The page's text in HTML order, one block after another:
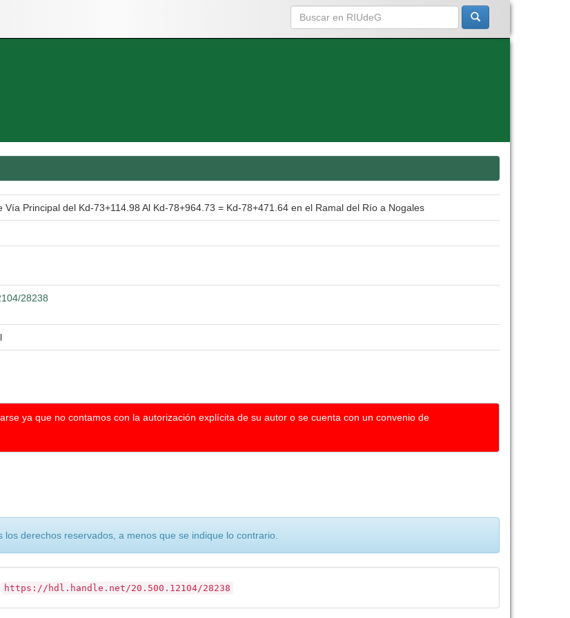
Vía Principal del Kd-73+114.98 Al Kd-78+964.73 = Kd-78+471.64 en el Ramal del Río a Nogales
28238
ya que no contamos con la autorización explícita de su autor o se cuenta con un convenio de
derechos reservados, a menos que se indique lo contrario.
https://hdl.handle.net/20.500.12104/28238